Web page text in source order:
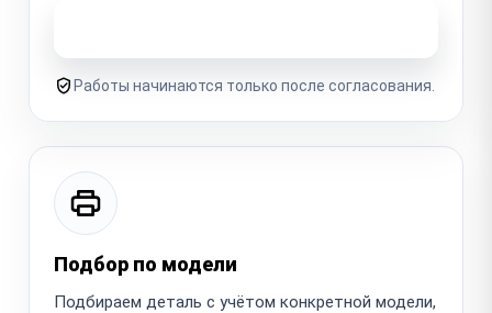
Работы начинаются только после согласования.
Подбор по модели
Подбираем деталь с учётом конкретной модели,